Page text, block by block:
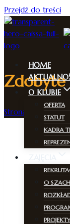
Przejdź do treści
HOME
O KLUBIE
OFERTA
STATUT
KADRA
O
PROJEKTY
Zdobyte
Strona Główna /
Adam
Kacper